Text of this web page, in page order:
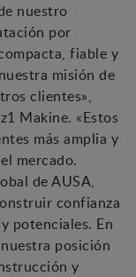
nuestro
por
fiable y
misión de
clientes»,
Makine. «Estos
más amplia y
mercado.
de AUSA,
confianza
potenciales. En
posición
y